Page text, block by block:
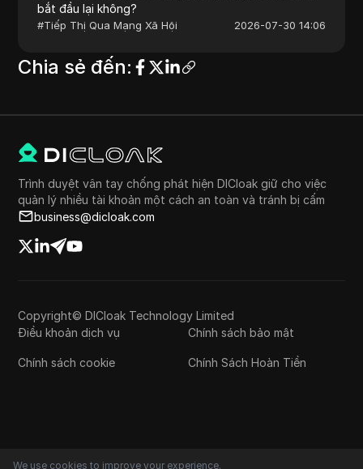
bắt đầu lại không?
#Tiếp Thị Qua Mạng Xã Hội 2026-07-30 14:06
Chia sẻ đến:
Trình duyệt vân tay chống phát hiện DICloak giữ cho việc
quản lý nhiều tài khoản một cách an toàn và tránh bị cấm
business@dicloak.com
Copyright© DICloak Technology Limited
Điều khoản dịch vụ
Chính sách bảo mật
Chính sách cookie Chính Sách Hoàn Tiền
We use cookies to improve your experience.